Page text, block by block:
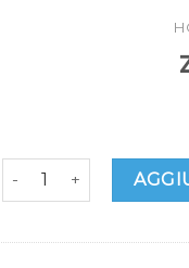
zaino carhartt quantità